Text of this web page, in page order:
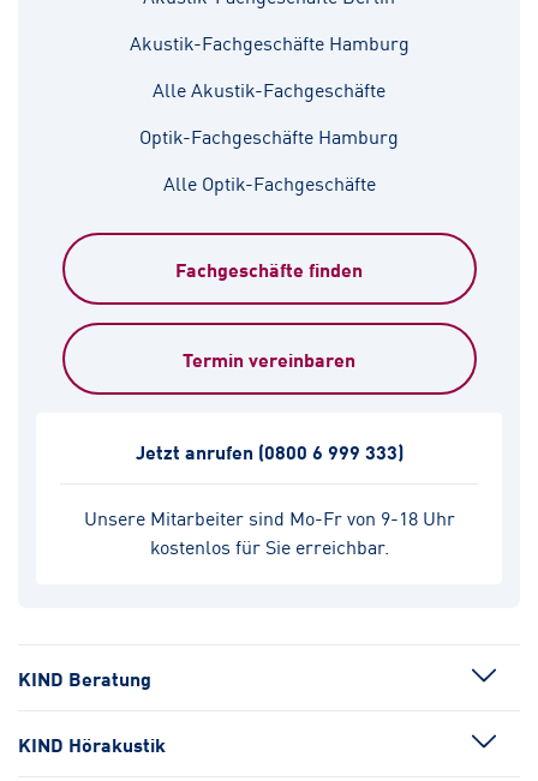
Akustik-Fachgeschäfte Hamburg
Alle Akustik-Fachgeschäfte
Optik-Fachgeschäfte Hamburg
Alle Optik-Fachgeschäfte
Fachgeschäfte finden
Termin vereinbaren
Unsere Mitarbeiter sind Mo-Fr von 9-18 Uhr
kostenlos für Sie erreichbar.
Jetzt anrufen (0800 6 999 333)
KIND Beratung
KIND Hörakustik